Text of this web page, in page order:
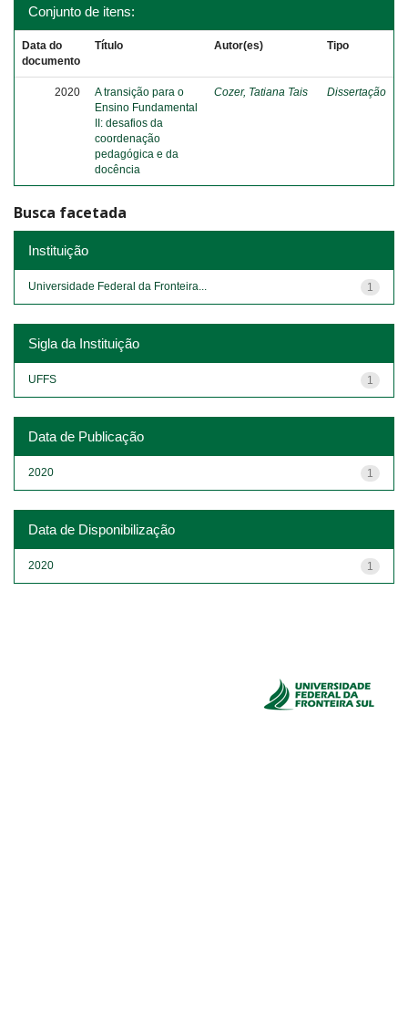
Conjunto de itens:
Data do
documento
Título Autor(es) Tipo
2020
A transição para o
Ensino Fundamental
II: desafios da
coordenação
pedagógica e da
docência
Cozer, Tatiana Tais Dissertação
Busca facetada
Instituição
1
Universidade Federal da Fronteira...
Sigla da Instituição
1
UFFS
Data de Publicação
1
2020
Data de Disponibilização
1
2020